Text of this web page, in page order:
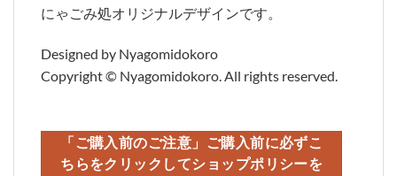
にゃごみ処オリジナルデザインです。
Designed by Nyagomidokoro
Copyright © Nyagomidokoro. All rights reserved.
「ご購入前のご注意」ご購入前に必ずこ
ちらをクリックしてショップポリシーを